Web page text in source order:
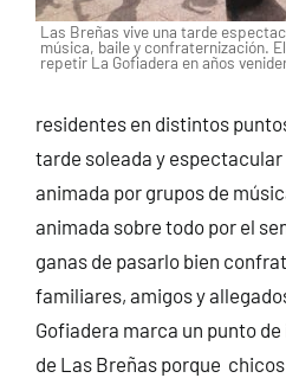
Las Breñas vive una tarde
música, baile y confraternización.
repetir La Gofiadera en años
residentes en distintos
tarde soleada y
animada por grupos de
animada sobre todo por el
ganas de pasarlo bien
familiares, amigos y
Gofiadera marca un punto
de Las Breñas porque